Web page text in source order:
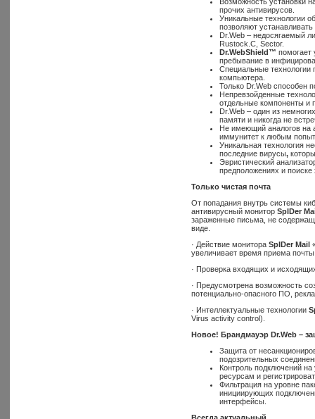
прочих антивирусов.
Уникальные технологии
позволяют
Dr.Web – недосягаемый
Rustock.C, Sector.
Dr.WebShield™ помогает
пребывание в
Специальные технологии
компьютера.
Только Dr.Web способен
Непревзойденные
отдельные компоненты и
Dr.Web – один из
памяти и никогда не
Не имеющий аналогов на
иммунитет к любым
Уникальная технология
последние вирусы,
Эвристический
предположениях и поиске
Только чистая почта
От попадания внутрь системы
антивирусный монитор SpIDer
зараженные письма, не
виде.
· Действие монитора SpIDer Mail
увеличивает время приема
· Проверка входящих и
· Предусмотрена возможность
потенциально-опасного ПО,
· Интеллектуальные технологии
Virus activity control).
Новое! Брандмауэр Dr.Web –
Защита от
подозрительных
Контроль подключений
ресурсам и
Фильтрация на уровне
инициирующих
интерфейсы.